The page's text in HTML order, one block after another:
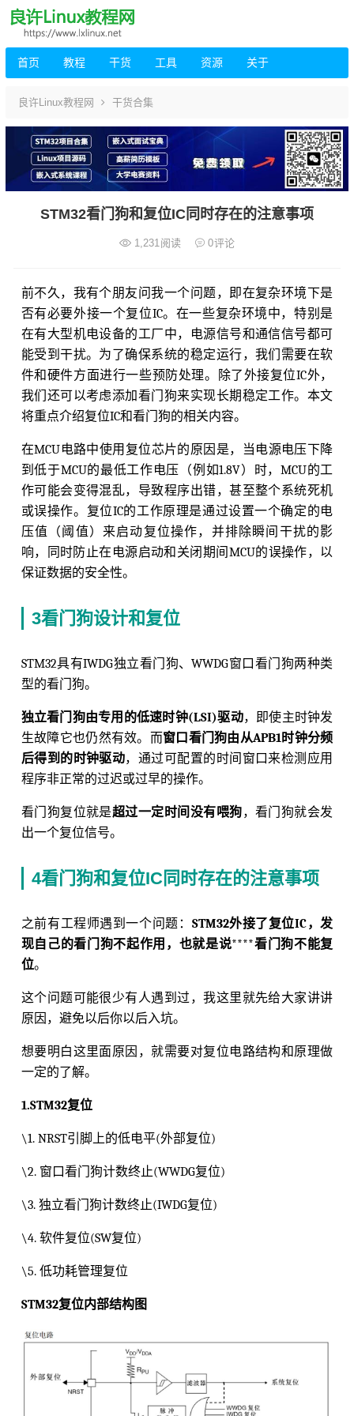
首页 教程 干货 工具 资源 关于
良许Linux教程网 干货合集
STM32看门狗和复位IC同时存在的注意事项
1,231 阅读 0评论
前不久，我有个朋友问我一个问题，即在复杂环境下是
否有必要外接一个复位IC。在一些复杂环境中，特别是
在有大型机电设备的工厂中，电源信号和通信信号都可
能受到干扰。为了确保系统的稳定运行，我们需要在软
件和硬件方面进行一些预防处理。除了外接复位IC外，
我们还可以考虑添加看门狗来实现长期稳定工作。本文
将重点介绍复位IC和看门狗的相关内容。
在MCU电路中使用复位芯片的原因是，当电源电压下降
到低于MCU的最低工作电压（例如1.8V）时，MCU的工
作可能会变得混乱，导致程序出错，甚至整个系统死机
或误操作。复位IC的工作原理是通过设置一个确定的电
压值（阈值）来启动复位操作，并排除瞬间干扰的影
响，同时防止在电源启动和关闭期间MCU的误操作，以
保证数据的安全性。
3看门狗设计和复位
STM32具有IWDG独立看门狗、WWDG窗口看门狗两种类
型的看门狗。
独立看门狗由专用的低速时钟(LSI)驱动，即使主时钟发
生故障它也仍然有效。而窗口看门狗由从APB1时钟分频
后得到的时钟驱动，通过可配置的时间窗口来检测应用
程序非正常的过迟或过早的操作。
看门狗复位就是超过一定时间没有喂狗，看门狗就会发
出一个复位信号。
4看门狗和复位IC同时存在的注意事项
之前有工程师遇到一个问题： STM32外接了复位IC，发
现自己的看门狗不起作用，也就是说****看门狗不能复
位。
这个问题可能很少有人遇到过，我这里就先给大家讲讲
原因，避免以后你以后入坑。
想要明白这里面原因，就需要对复位电路结构和原理做
一定的了解。
1.STM32复位
\1. NRST引脚上的低电平(外部复位)
\2. 窗口看门狗计数终止(WWDG复位)
\3. 独立看门狗计数终止(IWDG复位)
\4. 软件复位(SW复位)
\5. 低功耗管理复位
STM32复位内部结构图